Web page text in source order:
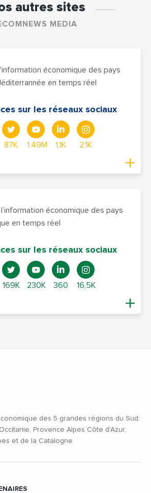
autres sites
MEDIA
économique des pays
en temps réel
sur les réseaux sociaux
87K 1,49M 1,1K 2,1K
économique des pays
en temps réel
sur les réseaux sociaux
169K 230K 360 16,5K
des 5 grandes régions du Sud:
Provence Alpes Côte d'Azur,
et de la Catalogne